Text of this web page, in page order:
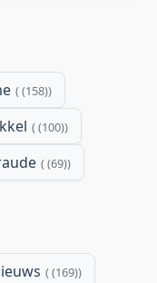
(158)
(100)
(69)
(169)